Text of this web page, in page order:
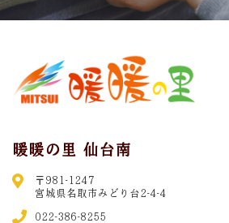
暖暖の里 仙台南
〒981-1247
宮城県名取市みどり台2-4-4
022-386-8255